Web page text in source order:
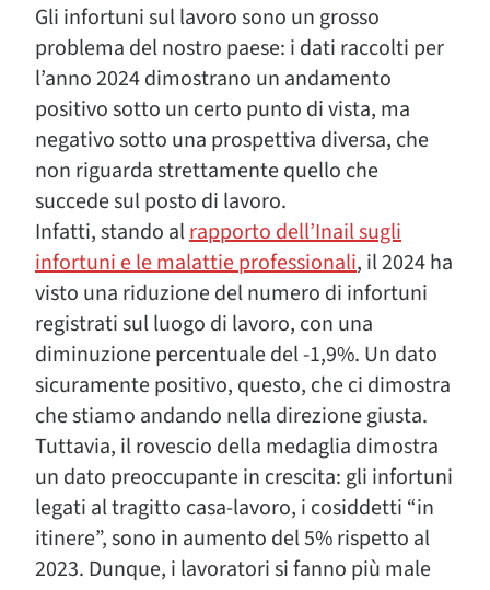
Gli infortuni sul lavoro sono un grosso
problema del nostro paese: i dati raccolti per
l’anno 2024 dimostrano un andamento
positivo sotto un certo punto di vista, ma
negativo sotto una prospettiva diversa, che
non riguarda strettamente quello che
succede sul posto di lavoro.
Infatti, stando alrapporto dell’Inail sugli
infortuni e le malattie professionali, il 2024 ha
visto una riduzione del numero di infortuni
registrati sul luogo di lavoro, con una
diminuzione percentuale del -1,9%. Un dato
sicuramente positivo, questo, che ci dimostra
che stiamo andando nella direzione giusta.
Tuttavia, il rovescio della medaglia dimostra
un dato preoccupante in crescita: gli infortuni
legati al tragitto casa-lavoro, i cosiddetti “in
itinere”, sono in aumento del 5% rispetto al
2023. Dunque, i lavoratori si fanno più male